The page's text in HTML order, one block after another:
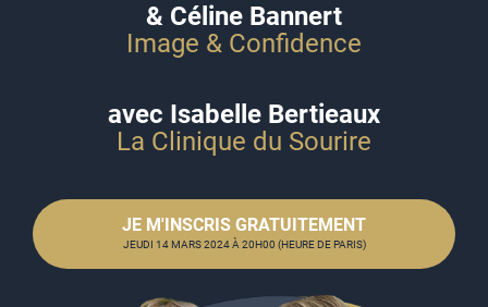
& Céline Bannert
Image & Confidence
avec Isabelle Bertieaux
La Clinique du Sourire
JE M'INSCRIS GRATUITEMENT
JEUDI 14 MARS 2024 À 20H00 (HEURE DE PARIS)